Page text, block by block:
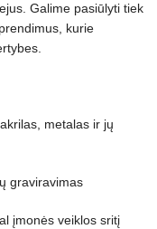
Galime pasiūlyti tiek
kurie
metalas ir jų
graviravimas
įmonės veiklos sritį